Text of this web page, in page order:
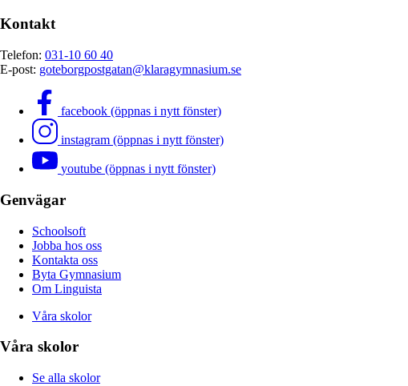
Kontakt
Telefon: 031-10 60 40
E-post: goteborgpostgatan@klaragymnasium.se
facebook (öppnas i nytt fönster)
instagram (öppnas i nytt fönster)
youtube (öppnas i nytt fönster)
Genvägar
Schoolsoft
Jobba hos oss
Kontakta oss
Byta Gymnasium
Om Linguista
Våra skolor
Våra skolor
Se alla skolor